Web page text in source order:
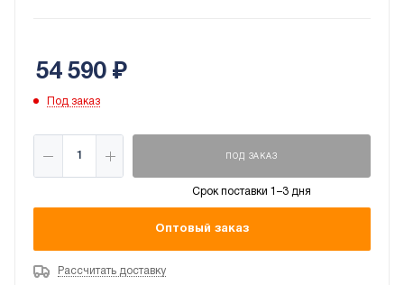
неприятных запахов. Теплообменники имеют
54 590₽
Под заказ
ПОД ЗАКАЗ
Срок поставки 1–3 дня
Оптовый заказ
Рассчитать доставку